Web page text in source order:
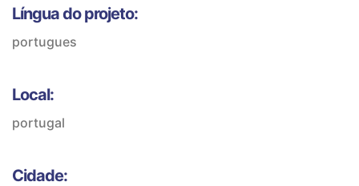
Língua do projeto:
portugues
Local:
portugal
Cidade: